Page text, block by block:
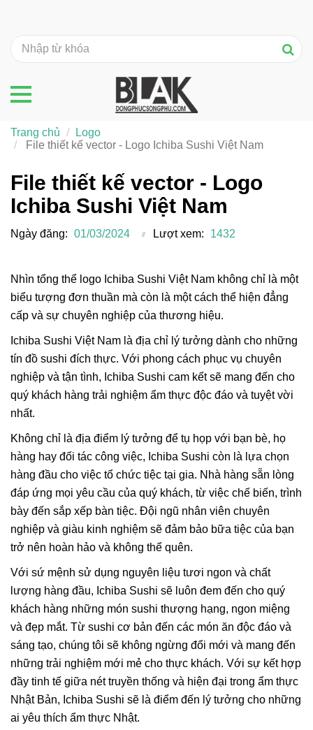
File thiết kế vector - Logo
Ichiba Sushi Việt Nam
Ngày đăng: 01/03/2024 Lượt xem: 1432
Nhìn tổng thể logo Ichiba Sushi Việt Nam không chỉ là một
biểu tượng đơn thuần mà còn là một cách thể hiện đẳng
cấp và sự chuyên nghiệp của thương hiệu.
Ichiba Sushi Việt Nam là địa chỉ lý tưởng dành cho những
tín đồ sushi đích thực. Với phong cách phục vụ chuyên
nghiệp và tận tình, Ichiba Sushi cam kết sẽ mang đến cho
quý khách hàng trải nghiệm ẩm thực độc đáo và tuyệt vời
nhất.
Không chỉ là địa điểm lý tưởng để tụ họp với bạn bè, họ
hàng hay đối tác công việc, Ichiba Sushi còn là lựa chọn
hàng đầu cho việc tổ chức tiệc tại gia. Nhà hàng sẵn lòng
đáp ứng mọi yêu cầu của quý khách, từ việc chế biến, trình
bày đến sắp xếp bàn tiệc. Đội ngũ nhân viên chuyên
nghiệp và giàu kinh nghiệm sẽ đảm bảo bữa tiệc của bạn
trở nên hoàn hảo và không thể quên.
Với sứ mệnh sử dụng nguyên liệu tươi ngon và chất
lượng hàng đầu, Ichiba Sushi sẽ luôn đem đến cho quý
khách hàng những món sushi thượng hạng, ngon miệng
và đẹp mắt. Từ sushi cơ bản đến các món ăn độc đáo và
sáng tạo, chúng tôi sẽ không ngừng đổi mới và mang đến
những trải nghiệm mới mẻ cho thực khách. Với sự kết hợp
đầy tinh tế giữa nét truyền thống và hiện đại trong ẩm thực
Nhật Bản, Ichiba Sushi sẽ là điểm đến lý tưởng cho những
ai yêu thích ẩm thực Nhật.
Trang chủ
Logo
File thiết kế vector - Logo Ichiba Sushi Việt Nam